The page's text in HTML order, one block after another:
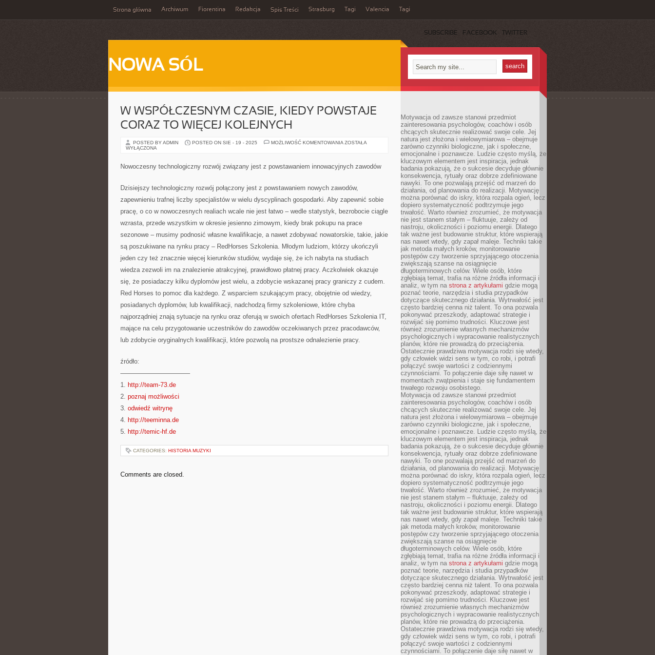
Strona główna Archiwum Fiorentina Redakcja Spis Treści Strasburg Tagi Valencia Tagi
SUBSCRIBE FACEBOOK TWITTER
NOWA SÓL
W WSPÓŁCZESNYM CZASIE, KIEDY POWSTAJE
CORAZ TO WIĘCEJ KOLEJNYCH
POSTED BY ADMIN POSTED ON SIE - 19 - 2025 MOŻLIWOŚĆ KOMENTOWANIA W
POWSTAJE
CORAZ
KOLEJNYCH
ZOSTAŁA
WYŁĄCZONA
Nowoczesny technologiczny rozwój związany jest z powstawaniem innowacyjnych zawodów
Dzisiejszy technologiczny rozwój połączony jest z powstawaniem nowych zawodów,
zapewnieniu trafnej liczby specjalistów w wielu dyscyplinach gospodarki. Aby zapewnić sobie
pracę, o co w nowoczesnych realiach wcale nie jest łatwo – wedle statystyk, bezrobocie ciągle
wzrasta, przede wszystkim w okresie jesienno zimowym, kiedy brak pokupu na prace
sezonowe – musimy podnosić własne kwalifikacje, a nawet zdobywać nowatorskie, takie, jakie
są poszukiwane na rynku pracy – RedHorses Szkolenia. Młodym ludziom, którzy ukończyli
jeden czy też znacznie więcej kierunków studiów, wydaje się, że ich nabyta na studiach
wiedza zezwoli im na znalezienie atrakcyjnej, prawidłowo płatnej pracy. Aczkolwiek okazuje
się, że posiadaczy kilku dyplomów jest wielu, a zdobycie wskazanej pracy graniczy z cudem.
Red Horses to pomoc dla każdego. Z wsparciem szukającym pracy, obojętnie od wiedzy,
posiadanych dyplomów, lub kwalifikacji, nadchodzą firmy szkoleniowe, które chyba
najporządniej znają sytuacje na rynku oraz oferują w swoich ofertach RedHorses Szkolenia IT,
mające na celu przygotowanie uczestników do zawodów oczekiwanych przez pracodawców,
lub zdobycie oryginalnych kwalifikacji, które pozwolą na prostsze odnalezienie pracy.
źródło:
———————————
1. http://team-73.de
2. poznaj możliwości
3. odwiedź witrynę
4. http://teeminna.de
5. http://temic-hf.de
CATEGORIES: HISTORIA MUZYKI
Comments are closed.
Motywacja od zawsze stanowi przedmiot
zainteresowania psychologów, coachów i osób
chcących skutecznie realizować swoje cele. Jej
natura jest złożona i wielowymiarowa – obejmuje
zarówno czynniki biologiczne, jak i społeczne,
emocjonalne i poznawcze. Ludzie często myślą, że
kluczowym elementem jest inspiracja, jednak
badania pokazują, że o sukcesie decyduje głównie
konsekwencja, rytuały oraz dobrze zdefiniowane
nawyki. To one pozwalają przejść od marzeń do
działania, od planowania do realizacji. Motywację
można porównać do iskry, która rozpala ogień, lecz
dopiero systematyczność podtrzymuje jego
trwałość. Warto również zrozumieć, że motywacja
nie jest stanem stałym – fluktuuje, zależy od
nastroju, okoliczności i poziomu energii. Dlatego
tak ważne jest budowanie struktur, które wspierają
nas nawet wtedy, gdy zapał maleje. Techniki takie
jak metoda małych kroków, monitorowanie
postępów czy tworzenie sprzyjającego otoczenia
zwiększają szanse na osiągnięcie
długoterminowych celów. Wiele osób, które
zgłębiają temat, trafia na różne źródła informacji i
analiz, w tym na strona z artykułami gdzie mogą
poznać teorie, narzędzia i studia przypadków
dotyczące skutecznego działania. Wytrwałość jest
często bardziej cenna niż talent. To ona pozwala
pokonywać przeszkody, adaptować strategie i
rozwijać się pomimo trudności. Kluczowe jest
również zrozumienie własnych mechanizmów
psychologicznych i wypracowanie realistycznych
planów, które nie prowadzą do przeciążenia.
Ostatecznie prawdziwa motywacja rodzi się wtedy,
gdy człowiek widzi sens w tym, co robi, i potrafi
połączyć swoje wartości z codziennymi
czynnościami. To połączenie daje siłę nawet w
momentach zwątpienia i staje się fundamentem
trwałego rozwoju osobistego.
Motywacja od zawsze stanowi przedmiot
zainteresowania psychologów, coachów i osób
chcących skutecznie realizować swoje cele. Jej
natura jest złożona i wielowymiarowa – obejmuje
zarówno czynniki biologiczne, jak i społeczne,
emocjonalne i poznawcze. Ludzie często myślą, że
kluczowym elementem jest inspiracja, jednak
badania pokazują, że o sukcesie decyduje głównie
konsekwencja, rytuały oraz dobrze zdefiniowane
nawyki. To one pozwalają przejść od marzeń do
działania, od planowania do realizacji. Motywację
można porównać do iskry, która rozpala ogień, lecz
dopiero systematyczność podtrzymuje jego
trwałość. Warto również zrozumieć, że motywacja
nie jest stanem stałym – fluktuuje, zależy od
nastroju, okoliczności i poziomu energii. Dlatego
tak ważne jest budowanie struktur, które wspierają
nas nawet wtedy, gdy zapał maleje. Techniki takie
jak metoda małych kroków, monitorowanie
postępów czy tworzenie sprzyjającego otoczenia
zwiększają szanse na osiągnięcie
długoterminowych celów. Wiele osób, które
zgłębiają temat, trafia na różne źródła informacji i
analiz, w tym na strona z artykułami gdzie mogą
poznać teorie, narzędzia i studia przypadków
dotyczące skutecznego działania. Wytrwałość jest
często bardziej cenna niż talent. To ona pozwala
pokonywać przeszkody, adaptować strategie i
rozwijać się pomimo trudności. Kluczowe jest
również zrozumienie własnych mechanizmów
psychologicznych i wypracowanie realistycznych
planów, które nie prowadzą do przeciążenia.
Ostatecznie prawdziwa motywacja rodzi się wtedy,
gdy człowiek widzi sens w tym, co robi, i potrafi
połączyć swoje wartości z codziennymi
czynnościami. To połączenie daje siłę nawet w